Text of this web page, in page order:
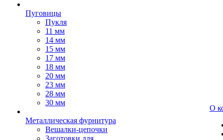
Пуговицы
Пукля
11 мм
14 мм
15 мм
17 мм
18 мм
20 мм
23 мм
28 мм
30 мм
Металлическая фурнитура
Вешалки-цепочки
Заготовки для
О